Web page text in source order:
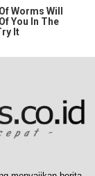
Worms Will
You In The
It